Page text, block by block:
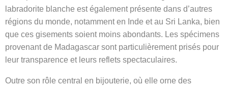
labradorite blanche est également présente dans d’autres
régions du monde, notamment en Inde et au Sri Lanka, bien
que ces gisements soient moins abondants. Les spécimens
provenant de Madagascar sont particulièrement prisés pour
leur transparence et leurs reflets spectaculaires.
Outre son rôle central en bijouterie, où elle orne des